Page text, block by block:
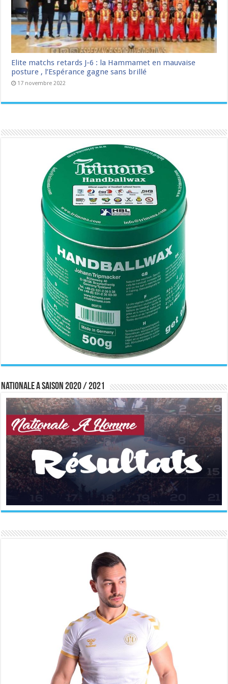
Elite matchs retards J-6 : la Hammamet en mauvaise
posture , l’Espérance gagne sans brillé
17 novembre 2022
Nationale A saison 2020 / 2021